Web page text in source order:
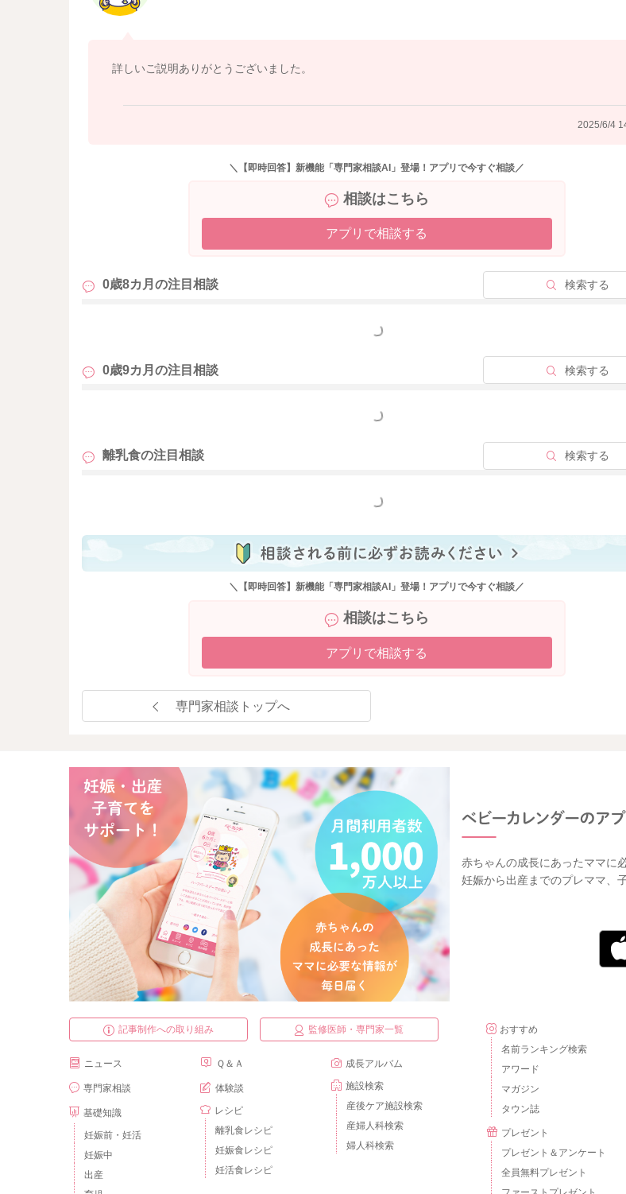
◉ホルモンの合成
◉免疫力の向上
亜鉛を摂ることによってたんぱく質の合成が進みます。たんぱく質が合成されることによって人間は骨
また、亜鉛はホルモンの合成や分泌させる量にも大きく関わっています。成長ホルモンが分泌されるこ
によって骨が成長し、身長が伸びていきます。
亜鉛を多く含む食品には魚介類、肉類、藻類、野菜類、豆類、種実類があります。豚・牛乳・鶏のレバ
その他、大豆製品や海藻類などもお勧めです。
入れていく事は良い事だと思います。 ある特定の食材に偏らない様に色々な食材を取り入れていきま
ご参考までによろしくお願いいたします。
詳しいご説明ありがとうございました。
2025/6/4
＼【即時回答】新機能「専門家相談AI」登場！アプリで今すぐ相談／
相談はこちら
アプリで相談する
0歳8カ月の注目相談 検索する
もっと見る
0歳9カ月の注目相談 検索する
もっと見る
離乳食の注目相談 検索する
もっと見る
＼【即時回答】新機能「専門家相談AI」登場！アプリで今すぐ相談／
相談はこちら
アプリで相談する
専門家相談トップへ
赤ちゃんの成長にあったママに
妊娠から出産までのプレママ、
記事制作への取り組み 監修医師・専門家一覧
ニュース
専門家相談
基礎知識
妊娠前・妊活
妊娠中
出産
Ｑ＆Ａ
体験談
レシピ
離乳食レシピ
妊娠食レシピ
妊活食レシピ
成長アルバム
施設検索
産後ケア施設検索
産婦人科検索
婦人科検索
おすすめ
名前ランキング検索
アワード
マガジン
タウン誌
プレゼント
プレゼント＆アンケート
全員無料プレゼント